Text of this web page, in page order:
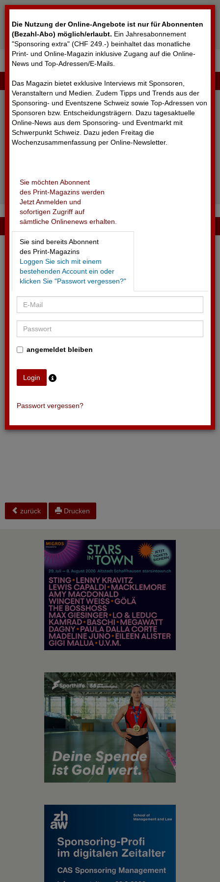
Die Nutzung der Online-Angebote ist nur für Abonnenten
(Bezahl-Abo) möglich/erlaubt. Ein Jahresabonnement
"Sponsoring extra" (CHF 249.-) beinhaltet das monatliche
Print- und Online-Magazin inklusive Zugang auf die Online-
News und Top-Adressen/E-Mails.
Das Magazin bietet exklusive Interviews mit Sponsoren,
Veranstaltern und Medien. Zudem Tipps und Trends aus der
Sponsoring- und Eventszene Schweiz sowie Top-Adressen von
Sponsoren bzw. Entscheidungsträgern. Dazu tagesaktuelle
Online-News aus dem Sponsoring- und Eventmarkt mit
Schwerpunkt Schweiz. Dazu jeden Freitag die
Wochenzusammenfassung per Online-Newsletter.
Sie möchten Abonnent
des Print-Magazins werden
Jetzt Anmelden und
sofortigen Zugriff auf
sämtliche Onlinenews erhalten.
Sie sind bereits Abonnent
des Print-Magazins
Loggen Sie sich mit einem
bestehenden Account ein oder
klicken Sie "Passwort vergessen?"
angemeldet bleiben
Passwort vergessen?
LOGIN
Passwort vergessen?
Noch nicht registriert?
12.07.2025 - BASEL TATTOO
Militärmusikparade vor 130'000 Zuschauern
zurück Drucken
Cookie-Einstellungen